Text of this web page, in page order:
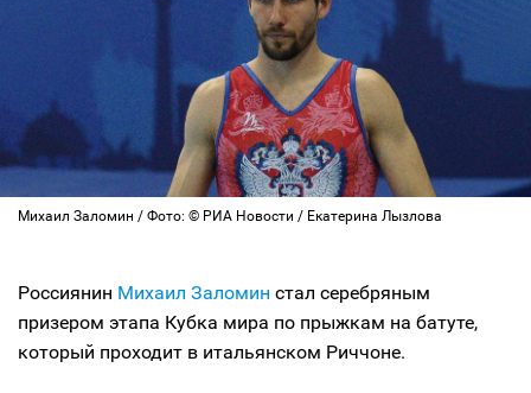
Михаил Заломин / Фото: © РИА Новости / Екатерина Лызлова
Россиянин Михаил Заломин стал серебряным
призером этапа Кубка мира по прыжкам на батуте,
который проходит в итальянском Риччоне.